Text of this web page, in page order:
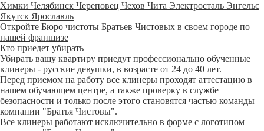
Химки Челябинск Череповец Чехов Чита Электросталь Энгельс
Якутск Ярославль
Откройте Бюро чистоты Братьев Чистовых в своем городе по
нашей франшизе
Кто приедет убирать
Убирать вашу квартиру приедут профессионально обученные
клинеры - русские девушки, в возрасте от 24 до 40 лет.
Перед приемом на работу все клинеры проходят аттестацию в
нашем обучающем центре, а также проверку в службе
безопасности и только после этого становятся частью команды
компании "Братья Чистовы".
Все клинеры работают исключительно в форме с логотипом